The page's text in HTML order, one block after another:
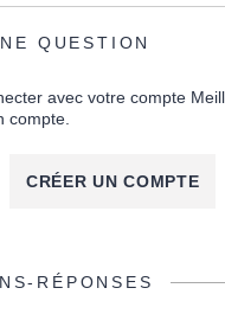
QUESTION
avec votre compte
compte.
CRÉER UN COMPTE
RÉPONSES